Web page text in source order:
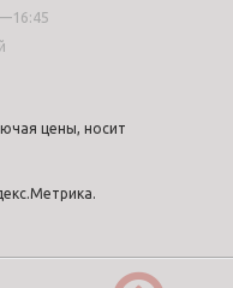
цены, носит